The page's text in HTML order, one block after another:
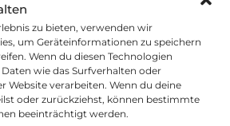
zu bieten, verwenden wir
um Geräteinformationen zu speichern
Wenn du diesen Technologien
wie das Surfverhalten oder
Website verarbeiten. Wenn du deine
oder zurückziehst, können bestimmte
beeinträchtigt werden.
bereits am nächsten
in der Zwischenzeit einfach auf
zeller-muehle.de für den
und so früh wie möglich